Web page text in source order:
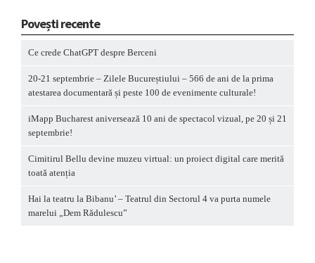
Povești recente
Ce crede ChatGPT despre Berceni
20-21 septembrie – Zilele Bucureștiului – 566 de ani de la prima
atestarea documentară și peste 100 de evenimente culturale!
iMapp Bucharest aniversează 10 ani de spectacol vizual, pe 20 și 21
septembrie!
Cimitirul Bellu devine muzeu virtual: un proiect digital care merită
toată atenția
Hai la teatru la Bibanu’ – Teatrul din Sectorul 4 va purta numele
marelui „Dem Rădulescu”